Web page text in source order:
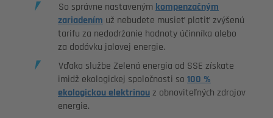
So správne nastaveným kompenzačným
zariadením už nebudete musieť platiť zvýšenú
tarifu za nedodržanie hodnoty účinníka alebo
za dodávku jalovej energie.
Vďaka službe Zelená energia od SSE získate
imidž ekologickej spoločnosti so 100 %
ekologickou elektrinouz obnoviteľných zdrojov
energie.